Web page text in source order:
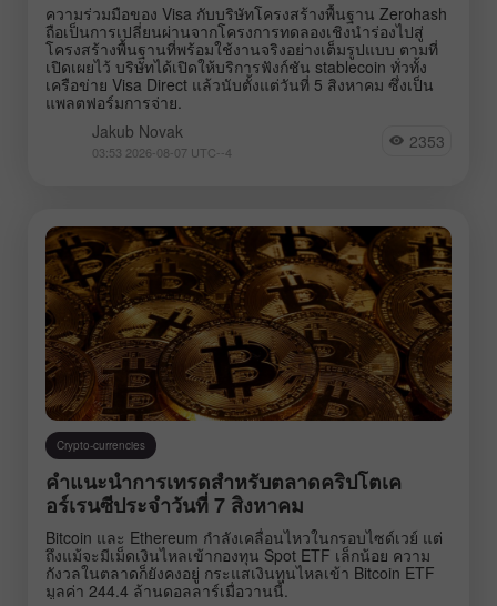
ความร่วมมือของ Visa กับบริษัทโครงสร้างพื้นฐาน Zerohash
ถือเป็นการเปลี่ยนผ่านจากโครงการทดลองเชิงนำร่องไปสู่
โครงสร้างพื้นฐานที่พร้อมใช้งานจริงอย่างเต็มรูปแบบ ตามที่
เปิดเผยไว้ บริษัทได้เปิดให้บริการฟังก์ชัน stablecoin ทั่วทั้ง
เครือข่าย Visa Direct แล้วนับตั้งแต่วันที่ 5 สิงหาคม ซึ่งเป็น
แพลตฟอร์มการจ่าย.
Jakub Novak
03:53 2026-08-07 UTC--4 2353
Crypto-currencies
คำแนะนำการเทรดสำหรับตลาดคริปโตเค
อร์เรนซีประจำวันที่ 7 สิงหาคม
Bitcoin และ Ethereum กำลังเคลื่อนไหวในกรอบไซด์เวย์ แต่
ถึงแม้จะมีเม็ดเงินไหลเข้ากองทุน Spot ETF เล็กน้อย ความ
กังวลในตลาดก็ยังคงอยู่ กระแสเงินทุนไหลเข้า Bitcoin ETF
มูลค่า 244.4 ล้านดอลลาร์เมื่อวานนี้.